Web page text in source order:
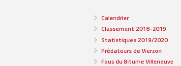
Calendrier
Classement 2018-2019
Statistiques 2019/2020
Prédateurs de Vierzon
Fous du Bitume Villeneuve